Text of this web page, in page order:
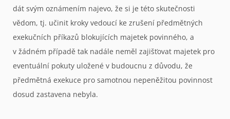
dát svým oznámením najevo, že si je této skutečnosti
vědom, tj. učinit kroky vedoucí ke zrušení předmětných
exekučních příkazů blokujících majetek povinného, a
v žádném případě tak nadále neměl zajišťovat majetek pro
eventuální pokuty uložené v budoucnu z důvodu, že
předmětná exekuce pro samotnou nepeněžitou povinnost
dosud zastavena nebyla.